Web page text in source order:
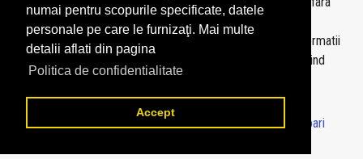
numai pentru scopurile specificate, datele
personale pe care le furnizaţi. Mai multe
detalii aflati din pagina
Politica de confidentialitate
Accept
precizarea sursei.
Daca doriti sa achizitionati
topuri personalizate
sau informatii
despre agentii economici va rugam sa ne contactati folosind
sectiunea Contact
© 2026 - TopFirme -Termeni si conditii-Contact-Intrebari